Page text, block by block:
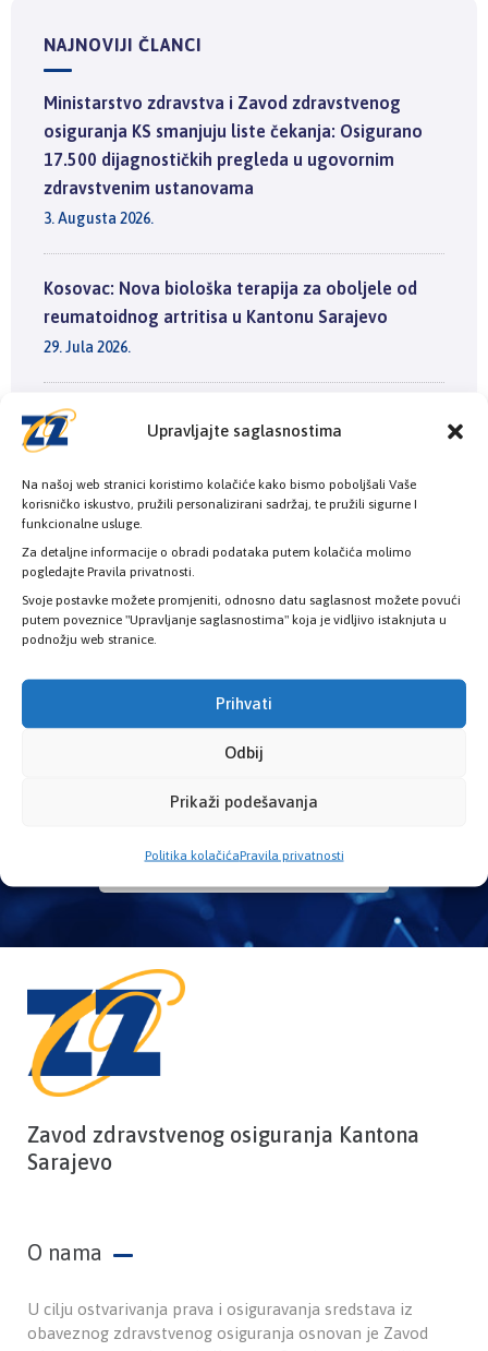
Upravljajte saglasnostima
Na našoj web stranici koristimo kolačiće kako bismo poboljšali Vaše
korisničko iskustvo, pružili personalizirani sadržaj, te pružili sigurne I
funkcionalne usluge.
Za detaljne informacije o obradi podataka putem kolačića molimo
pogledajte Pravila privatnosti.
Svoje postavke možete promjeniti, odnosno datu saglasnost možete povući
putem poveznice "Upravljanje saglasnostima" koja je vidljivo istaknjuta u
podnožju web stranice.
Prihvati
Odbij
Prikaži podešavanja
Politika kolačićaPravila privatnosti
NAJNOVIJI ČLANCI
Ministarstvo zdravstva i Zavod zdravstvenog
osiguranja KS smanjuju liste čekanja: Osigurano
17.500 dijagnostičkih pregleda u ugovornim
zdravstvenim ustanovama
3. Augusta 2026.
Kosovac: Nova biološka terapija za oboljele od
reumatoidnog artritisa u Kantonu Sarajevo
29. Jula 2026.
Počele pripreme za novu kampanju „Život je u
pitanju“ – veći budžet, novi model prijave i
25. Jula 2026.
Provjerite status vaše elektronske
zdravstvene kartice
PROVJERITE STATUS
Zavod zdravstvenog osiguranja Kantona
Sarajevo
O nama
U cilju ostvarivanja prava i osiguravanja sredstava iz
obaveznog zdravstvenog osiguranja osnovan je Zavod